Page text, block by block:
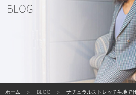
BLOG
ホーム BLOG
ナチュラルストレッチ生地で